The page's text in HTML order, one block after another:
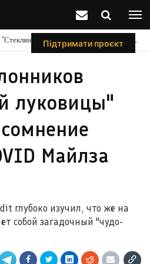
Підтримати проєкт
Ставит Под Сомнение Спрей От COVID Майлза Брона
луковицы"
Майлза
глубоко изучил, что же на
собой загадочный "чудо-